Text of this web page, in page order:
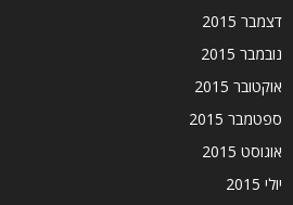
דצמבר 2015
נובמבר 2015
אוקטובר 2015
ספטמבר 2015
אוגוסט 2015
יולי 2015